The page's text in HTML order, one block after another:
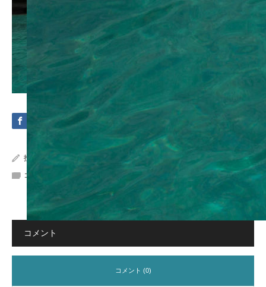
投稿者: Crystal Sea Marine
コメント:
コメント
コメント (0)